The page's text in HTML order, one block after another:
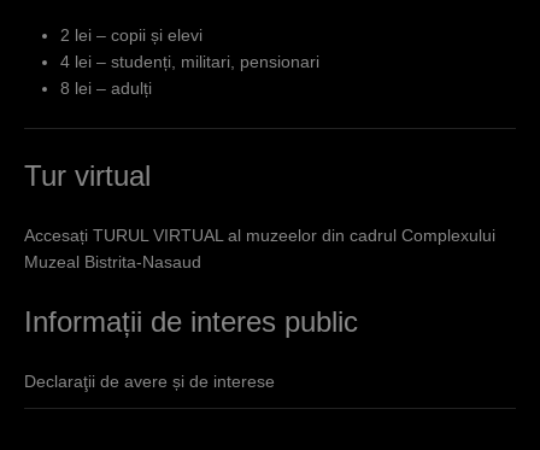
2 lei – copii și elevi
4 lei – studenți, militari, pensionari
8 lei – adulți
Tur virtual
Accesați TURUL VIRTUAL al muzeelor din cadrul Complexului
Muzeal Bistrita-Nasaud
Informații de interes public
Declaraţii de avere și de interese